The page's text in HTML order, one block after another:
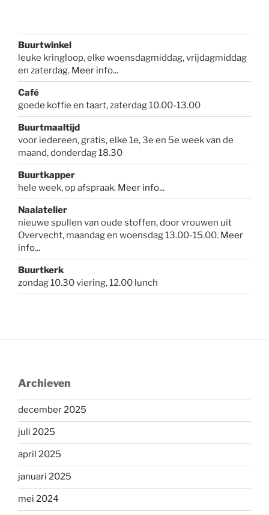
Buurtwinkel
leuke kringloop, elke woensdagmiddag, vrijdagmiddag
en zaterdag. Meer info...
Café
goede koffie en taart, zaterdag 10.00-13.00
Buurtmaaltijd
voor iedereen, gratis, elke 1e, 3e en 5e week van de
maand, donderdag 18.30
Buurtkapper
hele week, op afspraak. Meer info...
Naaiatelier
nieuwe spullen van oude stoffen, door vrouwen uit
Overvecht, maandag en woensdag 13.00-15.00. Meer
info...
Buurtkerk
zondag 10.30 viering, 12.00 lunch
Archieven
december 2025
juli 2025
april 2025
januari 2025
mei 2024